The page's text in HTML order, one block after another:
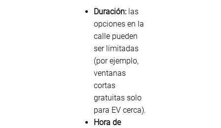
Duración: las
opciones en la
calle pueden
ser limitadas
(por ejemplo,
ventanas
cortas
gratuitas solo
para EV cerca).
Hora de